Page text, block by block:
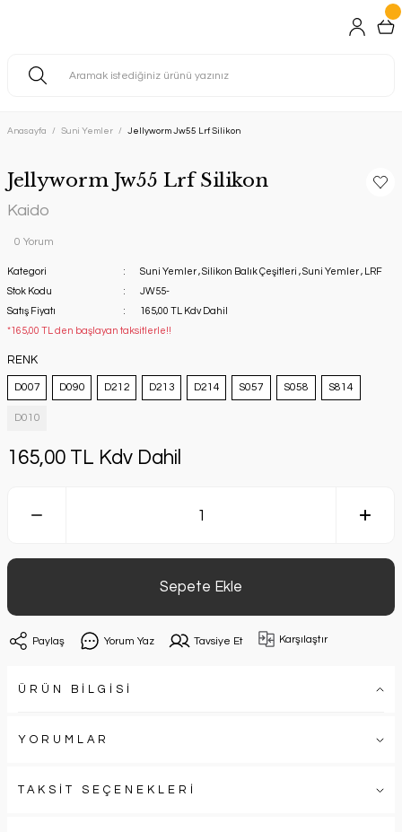
Anasayfa Suni Yemler Jellyworm Jw55 Lrf Silikon
Jellyworm Jw55 Lrf Silikon
Kaido
0 Yorum
Kategori Suni Yemler ,Silikon Balık Çeşitleri ,Suni Yemler ,
LRF
Stok Kodu
JW55-
Satış Fiyatı
165,00 TL Kdv Dahil
*165,00 TL den başlayan taksitlerle!!
RENK
D007 D090 D212 D213 D214 S057 S058 S814
D010
165,00 TL Kdv Dahil
Sepete Ekle
Paylaş Yorum Yaz Tavsiye Et Karşılaştır
ÜRÜN BİLGİSİ
YORUMLAR
TAKSİT SEÇENEKLERİ